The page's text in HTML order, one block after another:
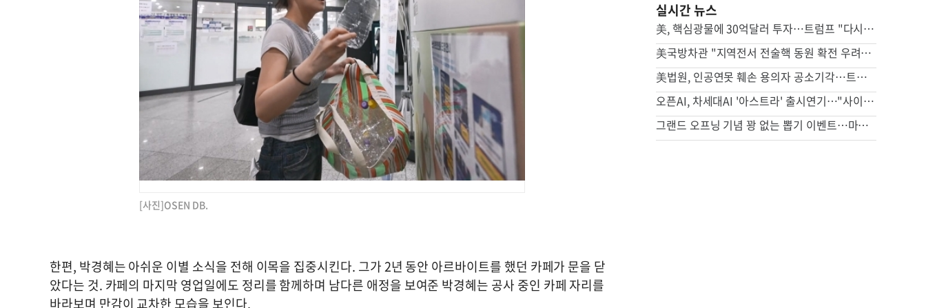
[사진]OSEN DB.
한편, 박경혜는 아쉬운 이별 소식을 전해 이목을 집중시킨다. 그가 2년 동안 아르바이트를 했던 카페가 문을 닫
았다는 것. 카페의 마지막 영업일에도 정리를 함께하며 남다른 애정을 보여준 박경혜는 공사 중인 카페 자리를
바라보며 만감이 교차한 모습을 보인다.
실시간 뉴스
美, 핵심광물에 30억달러 투자…트럼프 "다시는 中 의존 않도록"
美국방차관 "지역전서 전술핵 동원 확전 우려…합리적 핵옵션 필요"
美법원, 인공연못 훼손 용의자 공소기각…트럼프는 "재고해야"(종합)
오픈AI, 차세대AI '아스트라' 출시연기…"사이버공격 위험 우려"
그랜드 오프닝 기념 꽝 없는 뽑기 이벤트…마루가메 우동 오픈